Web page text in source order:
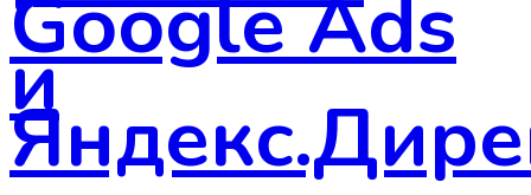
Google Ads
и